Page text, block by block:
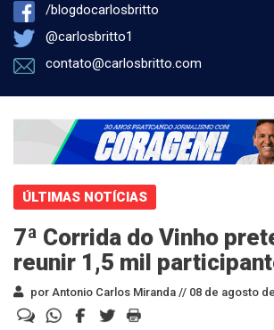
/blogdocarlosbritto
@carlosbritto1
contato@carlosbritto.com
ÚLTIMAS NOTÍCIAS
7ª Corrida do Vinho
reunir 1,5 mil
por Antonio Carlos Miranda // 08 de agosto